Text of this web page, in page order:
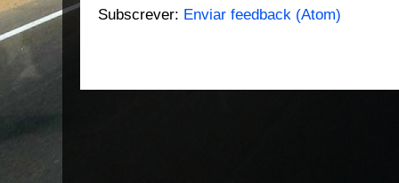
Subscrever: Enviar feedback (Atom)